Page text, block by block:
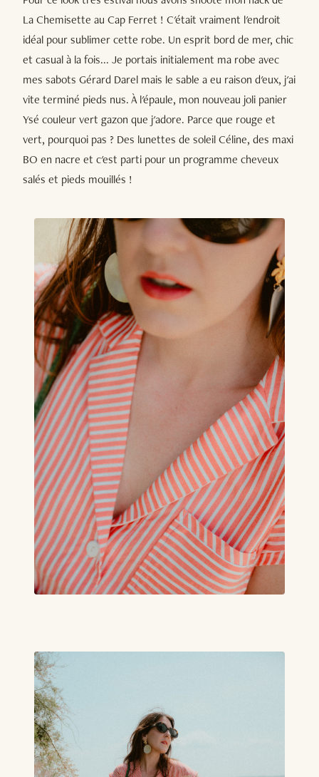
La Chemisette au Cap Ferret ! C'était vraiment l'endroit
idéal pour sublimer cette robe. Un esprit bord de mer, chic
et casual à la fois... Je portais initialement ma robe avec
mes sabots Gérard Darel mais le sable a eu raison d'eux, j'ai
vite terminé pieds nus. À l'épaule, mon nouveau joli panier
Ysé couleur vert gazon que j'adore. Parce que rouge et
vert, pourquoi pas ? Des lunettes de soleil Céline, des maxi
BO en nacre et c'est parti pour un programme cheveux
salés et pieds mouillés !